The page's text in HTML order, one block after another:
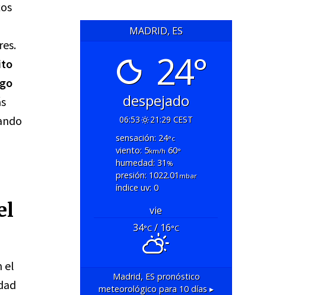
el
MADRID, ES
24°
despejado
06:53
21:29 CEST
sensación: 24°c
viento: 5km/h60°
humedad: 31 %
presión: 1022.01 mbar
índice uv: 0
vie
34°C/ 16°C
Madrid, ESpronóstico
meteorológico para 10 días ▸